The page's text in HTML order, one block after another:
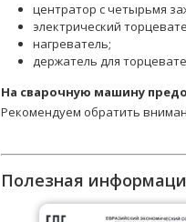
центратор с четырьмя
электрический
нагреватель;
держатель для
На сварочную машину
Рекомендуем обратить
Полезная